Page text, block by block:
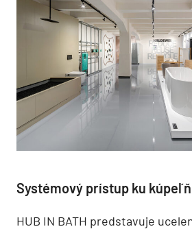
Systémový prístup ku
HUB IN BATH predstavuje